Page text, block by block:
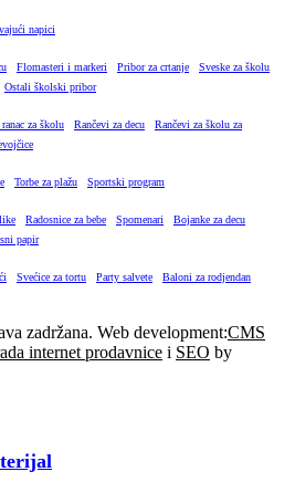
napici
Flomasteri i markeri Pribor za crtanje
Sveske za školu
Ostali školski pribor
za školu Rančevi za decu
Rančevi za školu za
Torbe za plažu Sportski program
Radosnice za bebe Spomenari
Bojanke za decu
papir
Svećice za tortu Party salvete
Baloni za rodjendan
zadržana. Web development:CMS
internet prodavnice i SEO by